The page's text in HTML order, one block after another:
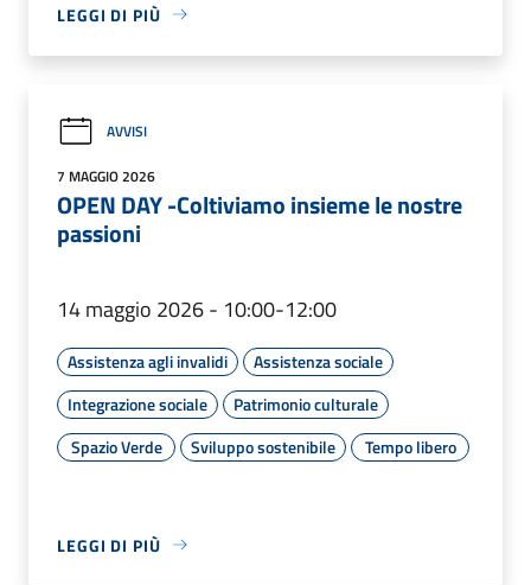
LEGGI DI PIÙ
AVVISI
7 MAGGIO 2026
OPEN DAY -Coltiviamo insieme le nostre
passioni
14 maggio 2026 - 10:00-12:00
Assistenza agli invalidi
Assistenza sociale
Integrazione sociale
Patrimonio culturale
Spazio Verde
Sviluppo sostenibile Tempo libero
LEGGI DI PIÙ